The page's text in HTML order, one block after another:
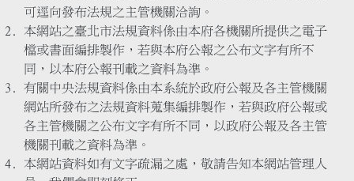
可逕向發布法規之主管機關洽詢。
本網站之臺北市法規資料係由本府各機關所提供之電子
檔或書面編排製作，若與本府公報之公布文字有所不
同，以本府公報刊載之資料為準。
有關中央法規資料係由本系統於政府公報及各主管機關
網站所發布之法規資料蒐集編排製作，若與政府公報或
各主管機關之公布文字有所不同，以政府公報及各主管
機關刊載之資料為準。
本網站資料如有文字疏漏之處，敬請告知本網站管理人